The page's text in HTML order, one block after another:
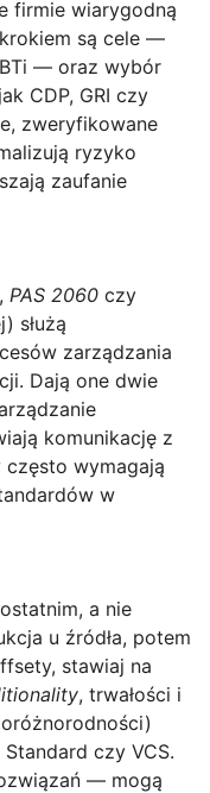
firmie wiarygodną
są cele —
— oraz wybór
CDP, GRI czy
zweryfikowane
ryzyko
zaufanie
, PAS 2060 czy
służą
zarządzania
Dają one dwie
komunikację z
wymagają
w
a nie
u źródła, potem
stawiaj na
, trwałości i
Standard czy VCS.
— mogą